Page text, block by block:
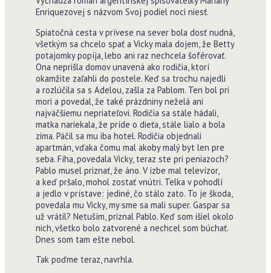
Enriquezovej s názvom Svoj podiel noci niesť.
Spiatočná cesta v prívese na sever bola dosť nudná,
všetkým sa chcelo spať a Vicky mala dojem, že Betty
potajomky popíja, lebo ani raz nechcela šoférovať.
Ona neprišla domov unavená ako rodičia, ktorí
okamžite zaľahli do postele. Keď sa trochu najedli
a rozlúčila sa s Adelou, zašla za Pablom. Ten bol pri
mori a povedal, že také prázdniny neželá ani
najväčšiemu nepriateľovi. Rodičia sa stále hádali,
matka nariekala, že príde o dieťa, stále lialo a bola
zima. Páčil sa mu iba hotel. Rodičia objednali
apartmán, vďaka čomu mal akoby malý byt len pre
seba. Fíha, povedala Vicky, teraz ste pri peniazoch?
Pablo musel priznať, že áno. V izbe mal televízor,
a keď pršalo, mohol zostať vnútri. Telka v pohodlí
a jedlo v prístave: jediné, čo stálo zato. To je škoda,
povedala mu Vicky, my sme sa mali super. Gaspar sa
už vrátil? Netuším, priznal Pablo. Keď som išiel okolo
nich, všetko bolo zatvorené a nechcel som búchať.
Dnes som tam ešte nebol.
Tak poďme teraz, navrhla.